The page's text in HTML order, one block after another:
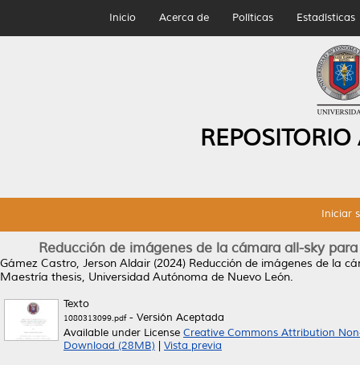
Inicio Acerca de Políticas Estadísticas
Iniciar
Reducción de imágenes de la cámara all-sky
Gámez Castro, Jerson Aldair (2024) Reducción de imágenes de la
Maestría thesis, Universidad Autónoma de Nuevo León.
Texto
1080313099.pdf- Versión Aceptada
Available under License Creative Commons Attribution
Download (28MB)
Vista previa